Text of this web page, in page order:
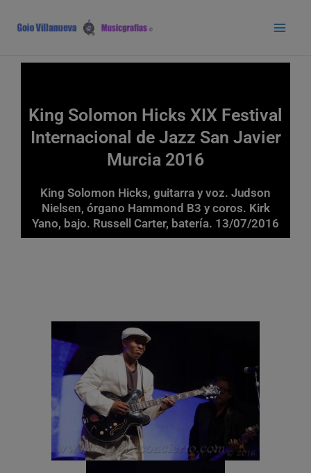
contenido
King Solomon Hicks XIX Festival
Internacional de Jazz San Javier
Murcia 2016
King Solomon Hicks, guitarra y voz. Judson
Nielsen, órgano Hammond B3 y coros. Kirk
Yano, bajo. Russell Carter, batería. 13/07/2016